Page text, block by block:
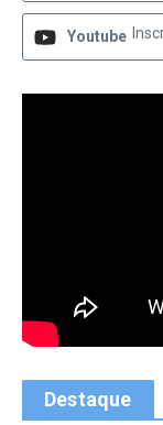
Youtube
Destaque